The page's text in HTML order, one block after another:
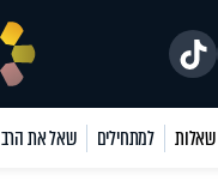
למתחילים שאל את הרב